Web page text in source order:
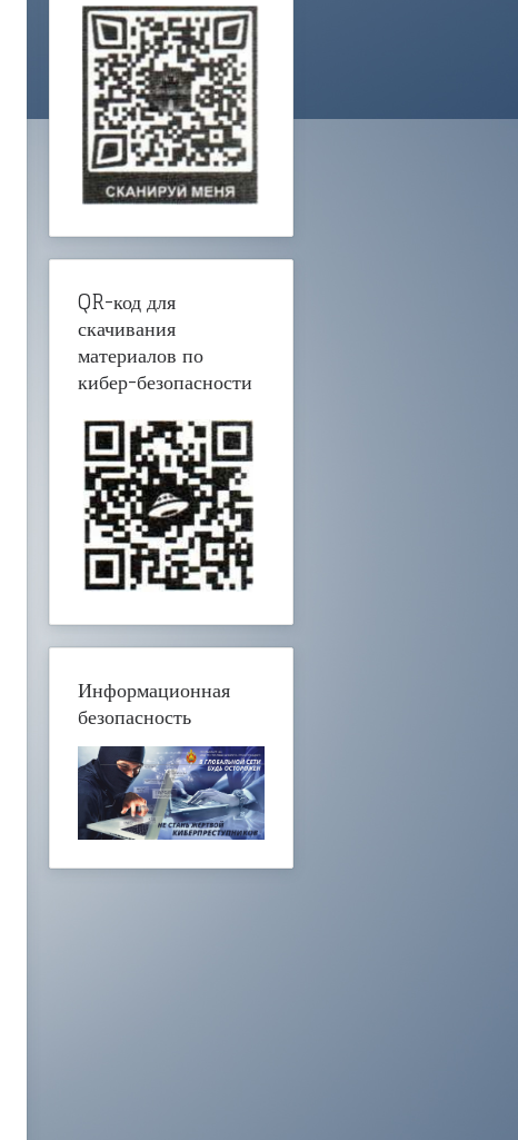
QR-код для
скачивания
материалов по
кибер-безопасности
Информационная
безопасность